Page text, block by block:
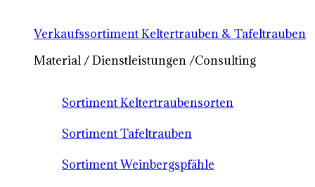
Verkaufssortiment Keltertrauben & Tafeltrauben
Material / Dienstleistungen /Consulting
Sortiment Keltertraubensorten
Sortiment Tafeltrauben
Sortiment Weinbergspfähle